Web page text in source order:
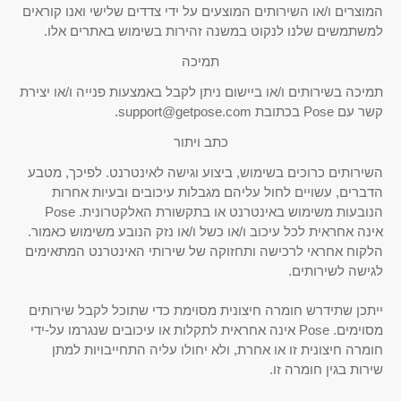
המוצרים ו/או השירותים המוצעים על ידי צדדים שלישי ואנו קוראים
למשתמשים שלנו לנקוט במשנה זהירות בשימוש באתרים אלו.
תמיכה
תמיכה בשירותים ו/או ביישום ניתן לקבל באמצעות פנייה ו/או יצירת
קשר עם Pose בכתובת support@getpose.com.
כתב ויתור
השירותים כרוכים בשימוש, ביצוע וגישה לאינטרנט. לפיכך, מטבע
הדברים, עשויים לחול עליהם מגבלות עיכובים ובעיות אחרות
הנובעות משימוש באינטרנט או בתקשורת האלקטרונית. Pose
אינה אחראית לכל עיכוב ו/או כשל ו/או נזק הנובע משימוש כאמור.
הלקוח אחראי לרכישה ותחזוקה של שירותי האינטרנט המתאימים
לגישה לשירותים.
ייתכן שתידרש חומרה חיצונית מסוימת כדי שתוכל לקבל שירותים
מסוימים. Pose אינה אחראית לתקלות או עיכובים שנגרמו על-ידי
חומרה חיצונית זו או אחרת, ולא יחולו עליה התחייבויות למתן
שירות בגין חומרה זו.